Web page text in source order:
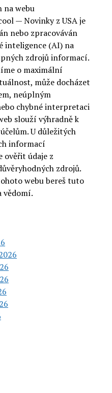
na webu
— Novinky z USA je
nebo zpracováván
inteligence (AI) na
zdrojů informací.
o maximální
může docházet
neúplným
chybné interpretaci
slouží výhradně k
U důležitých
informací
ověřit údaje z
zdrojů.
webu bereš tuto
vědomí.